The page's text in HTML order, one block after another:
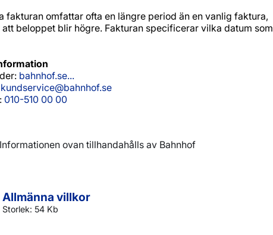
fakturan omfattar ofta en längre period än en vanlig faktura,
beloppet blir högre. Fakturan specificerar vilka datum som
bahnhof.se...
kundservice@bahnhof.se
010-510 00 00
Informationen ovan tillhandahålls av Bahnhof
Allmänna villkor
Storlek: 54 Kb